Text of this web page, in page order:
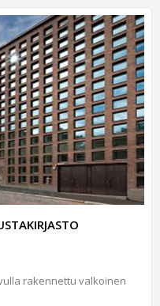
rakennettu valkoinen